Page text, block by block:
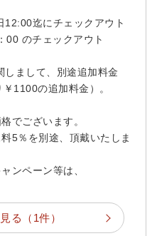
迄にチェックアウト
00 のチェックアウト
しまして、別途追加料金
1100の追加料金）。
でございます。
5％を別途、頂戴いたしま
ンペーン等は、
る（1件）